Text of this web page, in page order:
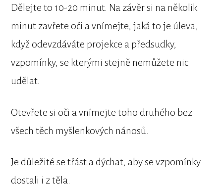
Dělejte to 10-20 minut. Na závěr si na několik
minut zavřete oči a vnímejte, jaká to je úleva,
když odevzdáváte projekce a předsudky,
vzpomínky, se kterými stejně nemůžete nic
udělat.
Otevřete si oči a vnímejte toho druhého bez
všech těch myšlenkových nánosů.
Je důležité se třást a dýchat, aby se vzpomínky
dostali i z těla.